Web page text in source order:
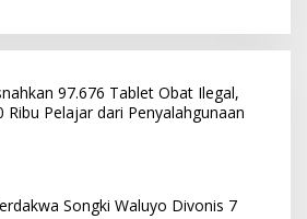
97.676 Tablet Obat Ilegal,
Ribu Pelajar dari Penyalahgunaan
Songki Waluyo Divonis 7